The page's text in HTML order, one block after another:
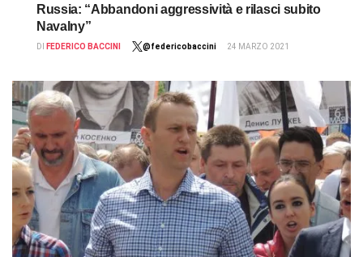
Russia: “Abbandoni aggressività e rilasci subito
Navalny”
DI FEDERICO BACCINI @federicobaccini 24 MARZO 2021